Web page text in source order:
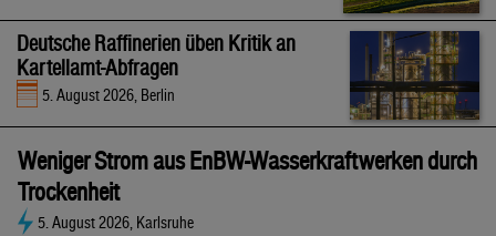
Deutsche Raffinerien üben Kritik an
Kartellamt-Abfragen
5. August 2026, Berlin
Weniger Strom aus EnBW-Wasserkraftwerken durch
Trockenheit
5. August 2026, Karlsruhe